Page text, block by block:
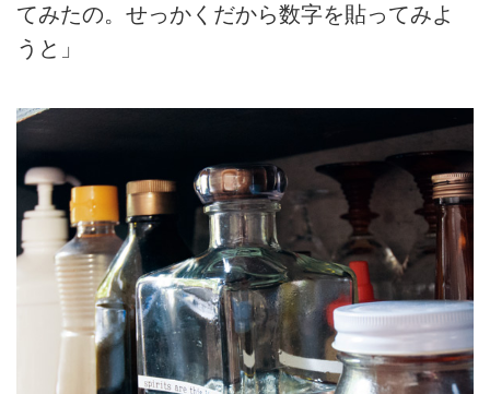
てみたの。せっかくだから数字を貼ってみよ
うと」